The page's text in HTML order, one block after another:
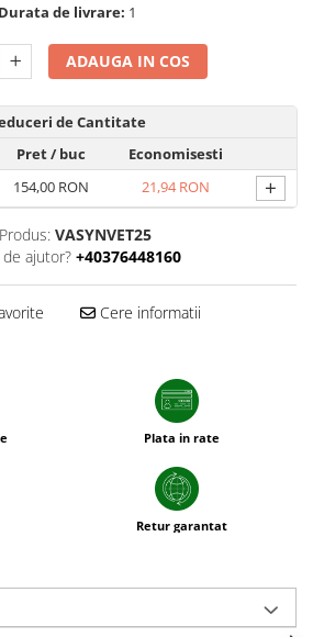
si
Durata de livrare: 1
ADAUGA IN COS
de Cantitate
Pret/ buc
Economisesti
154,00 RON 21,94 RON +
VASYNVET25
ajutor? +40376448160
Cere informatii
Plata in rate
Retur garantat